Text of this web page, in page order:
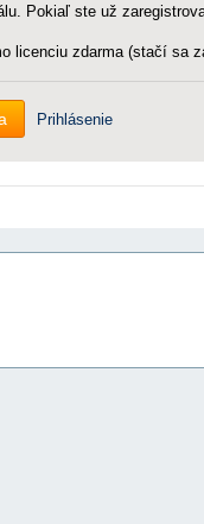
Pokiaľ ste už
licenciu zdarma (stačí sa
Prihlásenie